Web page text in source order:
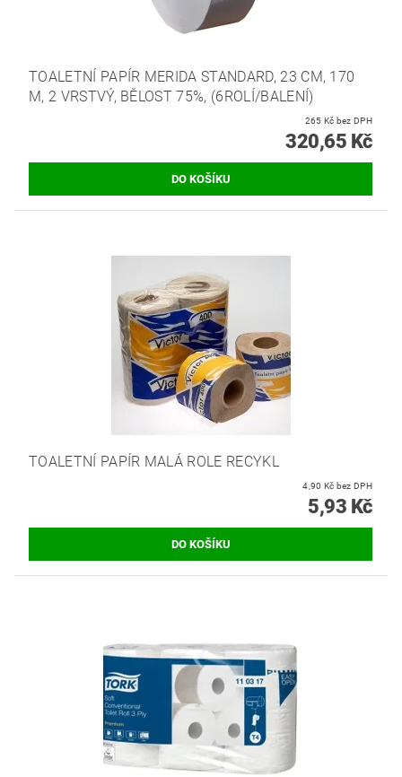
TOALETNÍ PAPÍR MERIDA STANDARD, 23 CM, 170
M, 2 VRSTVÝ, BĚLOST 75%, (6ROLÍ/BALENÍ)
265 Kč bez DPH
320,65 Kč
TOALETNÍ PAPÍR MALÁ ROLE RECYKL
4,90 Kč bez DPH
5,93 Kč